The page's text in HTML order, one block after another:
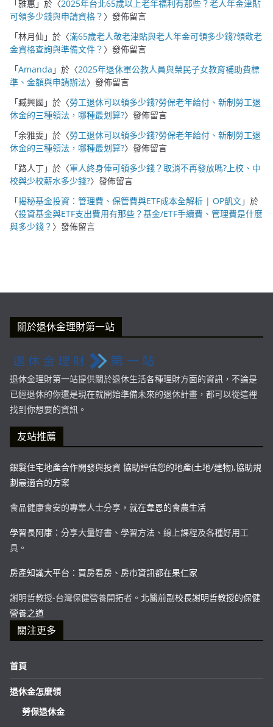
「雅惠 」於〈2025年台北65歲以上老年福利有那些？老人年金津貼
可領多少錢與申請資格？ 〉發佈留言
「林月仙 」於〈滿65歲老人敬老津貼與老人年金可領多少錢?領敬老
金資格查詢與準備文件？ 〉發佈留言
「Amanda 」於〈2025年退休軍公教人員與榮民子女教育補助費標
準、金額與申請辦法〉發佈留言
「臧興國 」於〈勞工退休可以領多少錢?勞保老年給付、新制勞工退
休金的三種領法，哪種最划算?〉發佈留言
「余雅雯」於〈勞工退休可以領多少錢?勞保老年給付、新制勞工退
休金的三種領法，哪種最划算?〉發佈留言
「路人丁」於〈軍人終身俸可領多少錢？取消不再發放嗎?上校、中
校與少校薪水多少錢?〉發佈留言
「揭秘基金投資：管理費、保管費與ETF成本全解析 | OP凱文」於
〈投資基金與ETF支出費用有那些？基金/ETF手續費、管理費是什麼
與多少錢？ 〉發佈留言
關於退休金理財第一站
退休金理財第一站提供關於退休生活各種理財方面的資訊，不論是
已經退休的你還是現在就開始準備未來的退休計畫，都可以從這裡
找到你想要的資訊。
友站推薦
銀髮住宅地產合作開發與投資 協助評估您的地產(土地/建物),協助規
劃最適合的方案
食品健康食安的專業人士分享， 就在韋恩的食農生活
學習長阿康 ：分享大量好書、學習方法、線上課程及各種好用工
具。
房產知識大平台：買房看房、房市資訊都在果仁家
謝明哲教授-台灣保健營養開拓者。 北醫前副校長謝明哲教授的保健
營養之道
關注更多
首頁
退休金怎麼領
勞保退休金